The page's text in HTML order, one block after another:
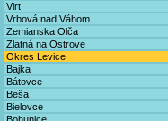
Virt
Vrbová nad Váhom
Zemianska Olča
Zlatná na Ostrove
Okres Levice
Bajka
Bátovce
Beša
Bielovce